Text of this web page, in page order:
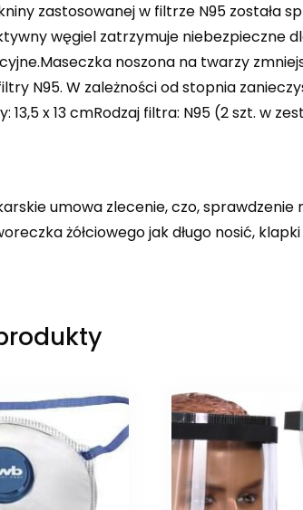
zastosowanej w filtrze N95
węgiel zatrzymuje niebezpieczne
noszona na twarzy
N95. W zależności od stopnia
13,5 x 13 cmRodzaj filtra: N95 (2 szt. w
umowa zlecenie, czo,
żółciowego jak długo nosić,